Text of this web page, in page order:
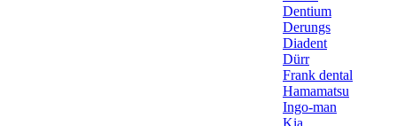
Dentium
Derungs
Diadent
Dürr
Frank dental
Hamamatsu
Ingo-man
Kia